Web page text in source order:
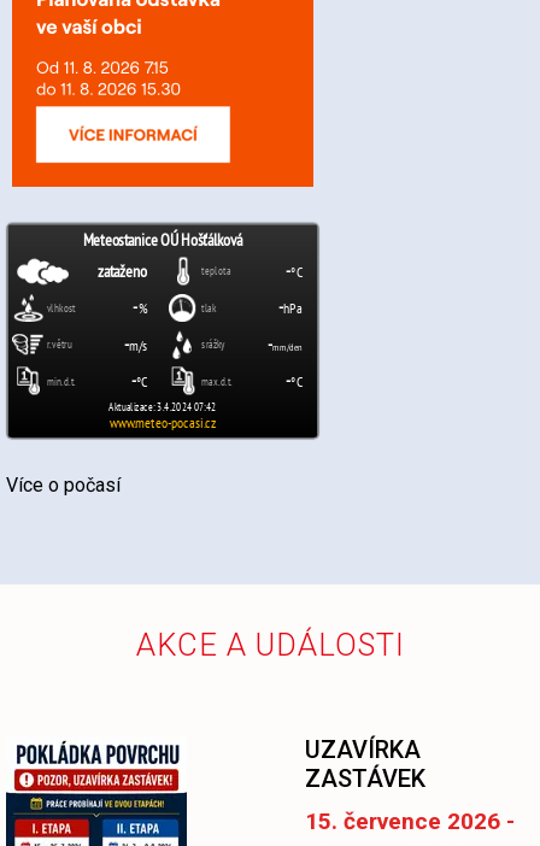
Více o počasí
AKCE A UDÁLOSTI
UZAVÍRKA
ZASTÁVEK
15. července 2026 -